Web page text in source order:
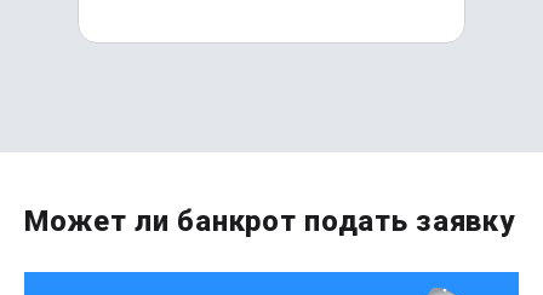
Может ли банкрот подать заявку